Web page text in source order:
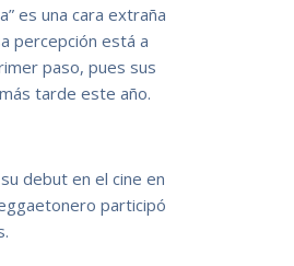
es una cara extraña
percepción está a
paso, pues sus
tarde este año.
debut en el cine en
participó